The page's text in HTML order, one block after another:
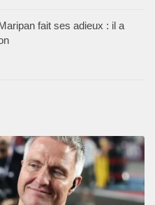
fait ses adieux : il a